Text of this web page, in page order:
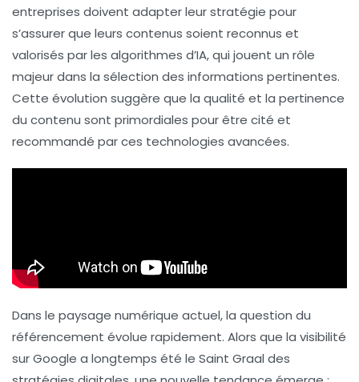
entreprises doivent adapter leur stratégie pour
s’assurer que leurs contenus soient reconnus et
valorisés par les algorithmes d’IA, qui jouent un rôle
majeur dans la sélection des informations pertinentes.
Cette évolution suggère que la qualité et la pertinence
du contenu sont primordiales pour être cité et
recommandé par ces technologies avancées.
Dans le paysage numérique actuel, la question du
référencement évolue rapidement. Alors que la visibilité
sur Google a longtemps été le Saint Graal des